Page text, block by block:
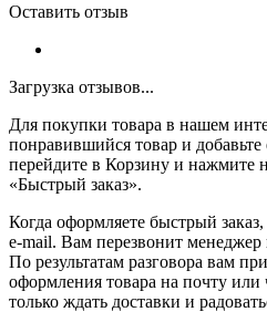
Оставить отзыв
Загрузка отзывов...
Для покупки товара в нашем
понравившийся товар и добавьте
перейдите в Корзину и нажмите
«Быстрый заказ».
Когда оформляете быстрый
e-mail. Вам перезвонит менеджер
По результатам разговора вам
оформления товара на почту
только ждать доставки и